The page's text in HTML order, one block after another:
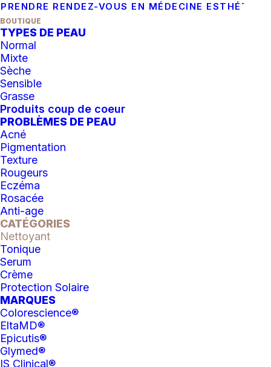
PRENDRE RENDEZ-VOUS EN MÉDECINE
BOUTIQUE
TYPES DE PEAU
Normal
Mixte
Sèche
Sensible
Grasse
Produits coup de coeur
PROBLÈMES DE PEAU
Acné
Pigmentation
Texture
Rougeurs
Eczéma
Rosacée
Anti-age
CATÉGORIES
Nettoyant
Tonique
Serum
Crème
Protection Solaire
MARQUES
Colorescience®
EltaMD®
Epicutis®
Glymed®
IS Clinical®
AJOUTER AU PANIER
Huile nettoyante Epicutis